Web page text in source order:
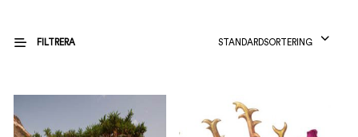
FILTRERA STANDARDSORTERING